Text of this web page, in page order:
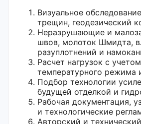
Визуальное
трещин, геодезический
Неразрушающие и
швов, молоток Шмидта,
разуплотнений и
Расчет нагрузок с
температурного режима
Подбор технологии
будущей отделкой и
Рабочая документация,
и технологические
Авторский и